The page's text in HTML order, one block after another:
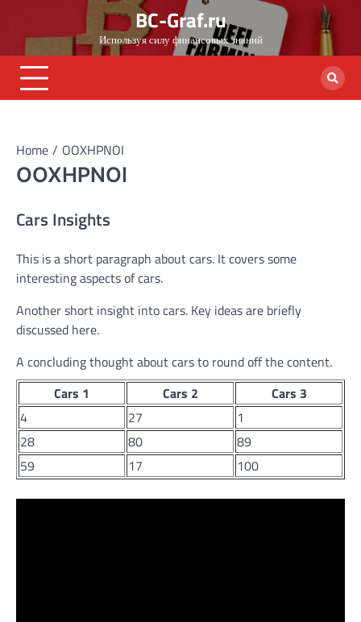
content
BC-Graf.ru
Используя силу финансовых знаний
Home OOXHPNOI
OOXHPNOI
Cars Insights
This is a short paragraph about cars. It covers some
interesting aspects of cars.
Another short insight into cars. Key ideas are briefly
discussed here.
A concluding thought about cars to round off the content.
Cars 1
Cars 2
Cars 3
4
27
1
28
80
89
59
17 100